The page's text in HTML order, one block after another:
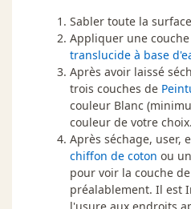
Sabler toute la
Appliquer une
translucide à base
Après avoir laissé
trois couches de
couleur Blanc
couleur de votre choix.
Après séchage, user,
chiffon de coton ou
pour voir la couche
préalablement. Il est